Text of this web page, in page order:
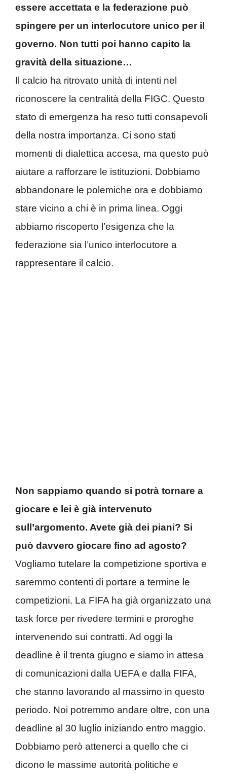
essere accettata e la federazione può
spingere per un interlocutore unico per il
governo. Non tutti poi hanno capito la
gravità della situazione…
Il calcio ha ritrovato unità di intenti nel
riconoscere la centralità della FIGC. Questo
stato di emergenza ha reso tutti consapevoli
della nostra importanza. Ci sono stati
momenti di dialettica accesa, ma questo può
aiutare a rafforzare le istituzioni. Dobbiamo
abbandonare le polemiche ora e dobbiamo
stare vicino a chi è in prima linea. Oggi
abbiamo riscoperto l’esigenza che la
federazione sia l’unico interlocutore a
rappresentare il calcio.
Non sappiamo quando si potrà tornare a
giocare e lei è già intervenuto
sull’argomento. Avete già dei piani? Si
può davvero giocare fino ad agosto?
Vogliamo tutelare la competizione sportiva e
saremmo contenti di portare a termine le
competizioni. La FIFA ha già organizzato una
task force per rivedere termini e proroghe
intervenendo sui contratti. Ad oggi la
deadline è il trenta giugno e siamo in attesa
di comunicazioni dalla UEFA e dalla FIFA,
che stanno lavorando al massimo in questo
periodo. Noi potremmo andare oltre, con una
deadline al 30 luglio iniziando entro maggio.
Dobbiamo però attenerci a quello che ci
dicono le massime autorità politiche e